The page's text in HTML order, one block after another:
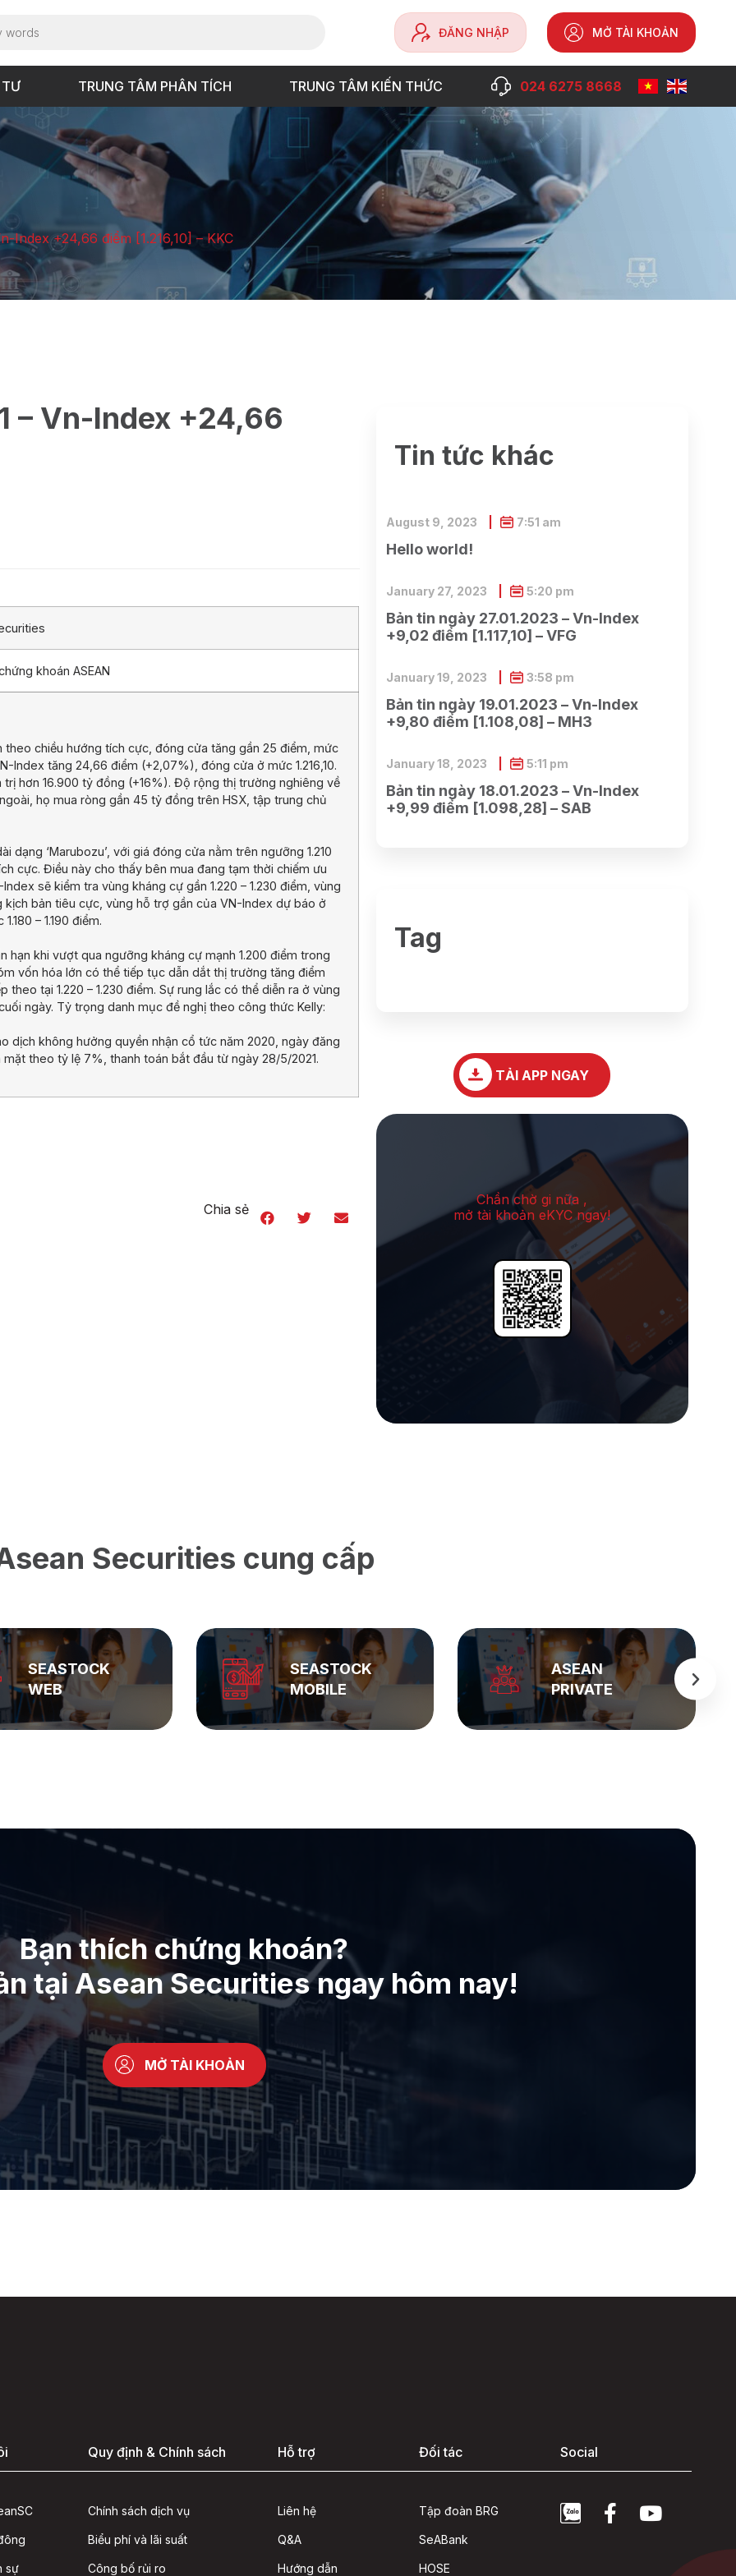
ĐĂNG NHẬP MỞ TÀI KHOẢN
TRUNG TÂM PHÂN TÍCH TRUNG TÂM KIẾN THỨC 024 6275 8668
Index +24,66 điểm [1.216,10] – KKC
– Vn-Index +24,66
khoán ASEAN
chiều hướng tích cực, đóng cửa tăng gần 25 điểm, mức
Index tăng 24,66 điểm (+2,07%), đóng cửa ở mức 1.216,10.
hơn 16.900 tỷ đồng (+16%). Độ rộng thị trường nghiêng về
họ mua ròng gần 45 tỷ đồng trên HSX, tập trung chủ
‘Marubozu’, với giá đóng cửa nằm trên ngưỡng 1.210
cực. Điều này cho thấy bên mua đang tạm thời chiếm ưu
sẽ kiểm tra vùng kháng cự gần 1.220 – 1.230 điểm, vùng
bản tiêu cực, vùng hỗ trợ gần của VN-Index dự báo ở
– 1.190 điểm.
khi vượt qua ngưỡng kháng cự mạnh 1.200 điểm trong
vốn hóa lớn có thể tiếp tục dẫn dắt thị trường tăng điểm
tại 1.220 – 1.230 điểm. Sự rung lắc có thể diễn ra ở vùng
ngày. Tỷ trọng danh mục đề nghị theo công thức Kelly:
dịch không hưởng quyền nhận cổ tức năm 2020, ngày đăng
theo tỷ lệ 7%, thanh toán bắt đầu từ ngày 28/5/2021.
Chia sẻ
Tin tức khác
Hello world!
August 9, 2023 7:51 am
Bản tin ngày 27.01.2023 – Vn-Index
+9,02 điểm [1.117,10] – VFG
January 27, 2023 5:20 pm
Bản tin ngày 19.01.2023 – Vn-Index
+9,80 điểm [1.108,08] – MH3
January 19, 2023 3:58 pm
Bản tin ngày 18.01.2023 – Vn-Index
+9,99 điểm [1.098,28] – SAB
January 18, 2023 5:11 pm
Tag
TẢI APP NGAY
Chần chờ gi nữa ,
mở tài khoản eKYC ngay!
Securities cung cấp
SEASTOCK
MOBILE
ASEAN
PRIVATE
BẢNG GIÁ
Bạn thích chứng khoán?
tại Asean Securities ngay hôm nay!
MỞ TÀI KHOẢN
sự
Quy định & Chính sách
Chính sách dịch vụ
Biểu phí và lãi suất
Công bố rủi ro
Hỗ trợ
Liên hệ
Q&A
Hướng dẫn
Đối tác
Tập đoàn BRG
SeABank
HOSE
Social